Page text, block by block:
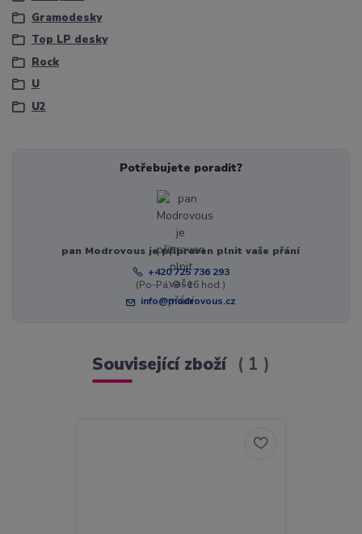
Gramodesky
Top LP desky
Rock
U
U2
Potřebujete poradit?
pan Modrovous je připraven plnit vaše přání
+420 725 736 293
(Po-Pá, 8 - 16 hod.)
info@modrovous.cz
Související zboží 1